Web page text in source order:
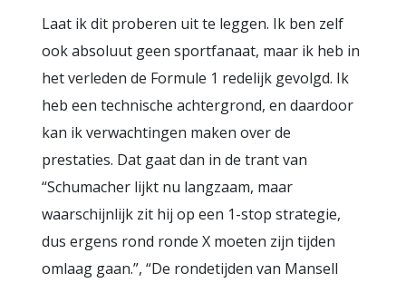
Laat ik dit proberen uit te leggen. Ik ben zelf
ook absoluut geen sportfanaat, maar ik heb in
het verleden de Formule 1 redelijk gevolgd. Ik
heb een technische achtergrond, en daardoor
kan ik verwachtingen maken over de
prestaties. Dat gaat dan in de trant van
“Schumacher lijkt nu langzaam, maar
waarschijnlijk zit hij op een 1-stop strategie,
dus ergens rond ronde X moeten zijn tijden
omlaag gaan.”, “De rondetijden van Mansell